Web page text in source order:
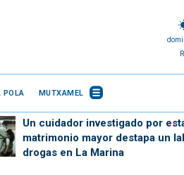
POLA MUTXAMEL
Un cuidador investigado por
matrimonio mayor destapa un
drogas en La Marina